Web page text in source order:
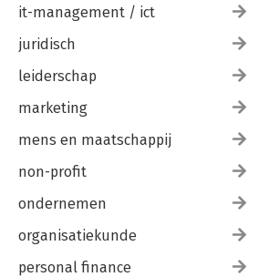
it-management / ict
juridisch
leiderschap
marketing
mens en maatschappij
non-profit
ondernemen
organisatiekunde
personal finance